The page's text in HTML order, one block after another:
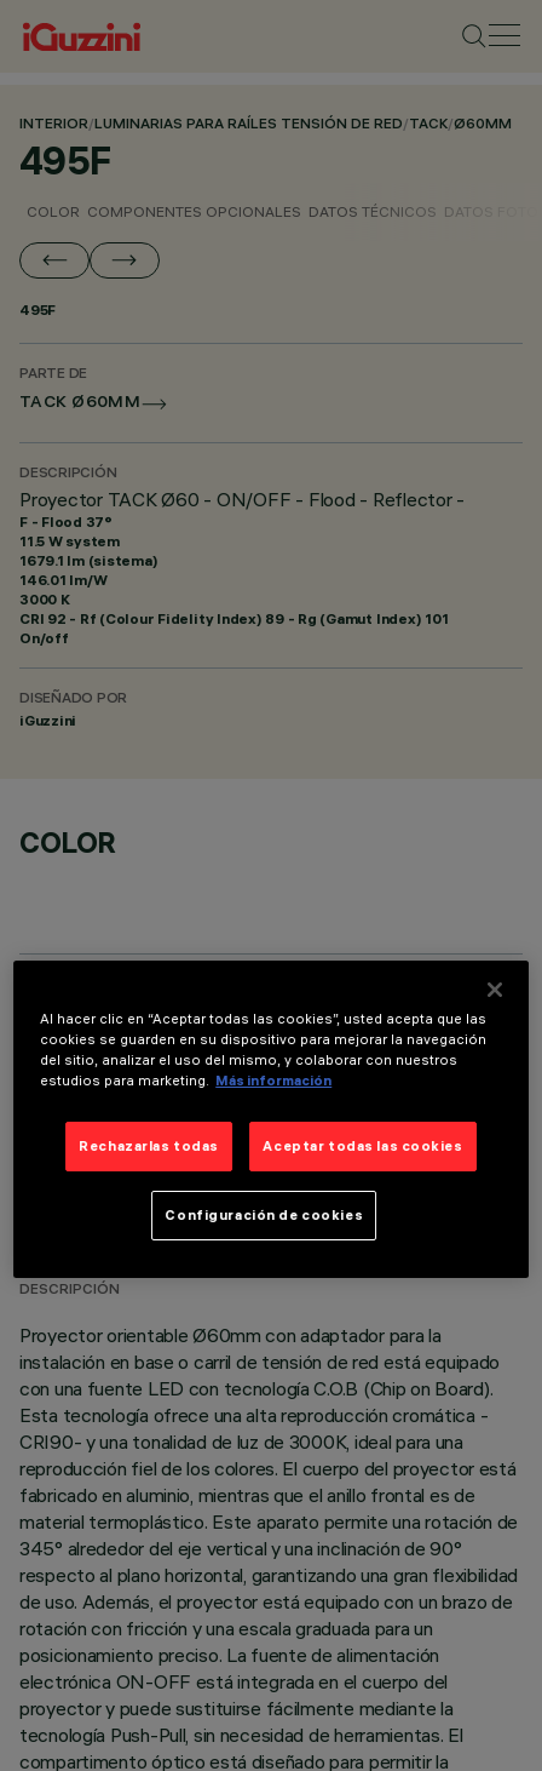
INTERIOR/LUMINARIAS PARA RAÍLES TENSIÓN DE RED/TACK/Ø60MM
495F
COLOR COMPONENTES OPCIONALES DATOS TÉCNICOS DATOS
495F
PARTE DE
TACK Ø60MM
DESCRIPCIÓN
Proyector TACK Ø60 - ON/OFF - Flood - Reflector -
F - Flood 37°
11.5 W system
1679.1 lm (sistema)
146.01 lm/W
3000 K
CRI 92 - Rf (Colour Fidelity Index) 89 - Rg (Gamut Index) 101
On/off
DISEÑADO POR
iGuzzini
COLOR
COMPONENTES OPCIONALES
DATOS TÉCNICOS
DESCRIPCIÓN
Proyector orientable Ø60mm con adaptador para la
instalación en base o carril de tensión de red está equipado
con una fuente LED con tecnología C.O.B (Chip on Board).
Esta tecnología ofrece una alta reproducción cromática -
CRI90- y una tonalidad de luz de 3000K, ideal para una
reproducción fiel de los colores. El cuerpo del proyector está
fabricado en aluminio, mientras que el anillo frontal es de
material termoplástico. Este aparato permite una rotación de
345° alrededor del eje vertical y una inclinación de 90°
respecto al plano horizontal, garantizando una gran flexibilidad
de uso. Además, el proyector está equipado con un brazo de
rotación con fricción y una escala graduada para un
posicionamiento preciso. La fuente de alimentación
electrónica ON-OFF está integrada en el cuerpo del
proyector y puede sustituirse fácilmente mediante la
tecnología Push-Pull, sin necesidad de herramientas. El
compartimento óptico está diseñado para permitir la
Al hacer clic en “Aceptar todas las cookies”, usted acepta que las
cookies se guarden en su dispositivo para mejorar la navegación
del sitio, analizar el uso del mismo, y colaborar con nuestros
estudios para marketing.
Más información
Rechazarlas todas Aceptar todas las cookies
Configuración de cookies